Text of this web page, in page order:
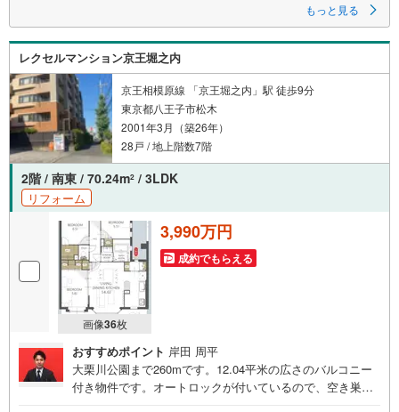
もっと見る
レクセルマンション京王堀之内
京王相模原線 「京王堀之内」駅 徒歩9分
東京都八王子市松木
2001年3月（築26年）
28戸 / 地上階数7階
2階 / 南東 / 70.24m2 / 3LDK
リフォーム
画像36枚
3,990万円
成約でもらえる
おすすめポイント 岸田 周平
大栗川公園まで260mです。12.04平米の広さのバルコニー
付き物件です。オートロックが付いているので、空き巣な